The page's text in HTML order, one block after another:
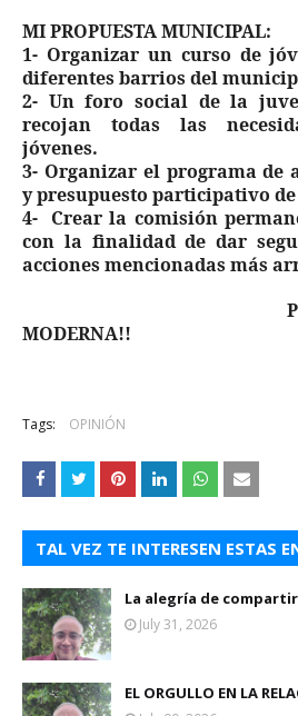
MI PROPUESTA MUNICIPAL:
1- Organizar un curso de
diferentes barrios del
2- Un foro social de la
recojan todas las
jóvenes.
3- Organizar el programa de
y presupuesto participativo
4- Crear la comisión
con la finalidad de dar
acciones mencionadas más
POR UNA
MODERNA!!
Tags: OPINIÓN
TAL VEZ TE INTERESEN ESTAS
La alegría de compartir
July 31, 2026
EL ORGULLO EN LA